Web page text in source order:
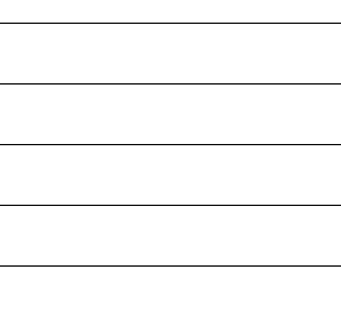
relacionadas
de 2024